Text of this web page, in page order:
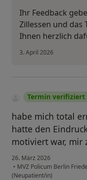
Ihr Feedback
Zillessen und das
Ihnen herzlich
3. April 2026
Termin verifiziert
habe mich total
hatte den
motiviert war, mir
26. März 2026
• MVZ Policum Berlin
(Neupatient/in)